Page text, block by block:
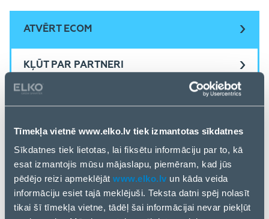
Tīmekļa vietnē www.elko.lv tiek izmantotas sīkdatnes
Sīkdatnes tiek lietotas, lai fiksētu informāciju par to, kā
esat izmantojis mūsu mājaslapu, piemēram, kad jūs
pēdējo reizi apmeklējāt www.elko.lv un kāda veida
informāciju esiet tajā meklējuši. Teksta datni spēj nolasīt
tikai šī tīmekļa vietne, tādēļ šai informācijai nevar piekļūt
ATVĒRT ECOM
KĻŪT PAR PARTNERI